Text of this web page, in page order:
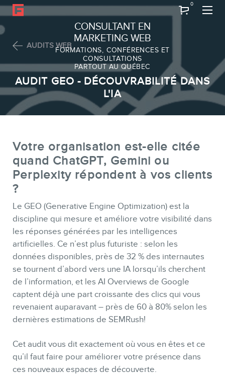
CONSULTANT EN
MARKETING WEB
FORMATIONS, CONFÉRENCES ET
CONSULTATIONS
PARTOUT AU QUÉBEC
0
À
À propos
Équipe
Formations
Formations
Audits web (SEO)
Ebooks
AUDITS WEB
AUDIT GEO - DÉCOUVRABILITÉ DANS
L'IA
Votre organisation est-elle citée
quand ChatGPT, Gemini ou
Perplexity répondent à vos clients
?
Le GEO (Generative Engine Optimization) est la
discipline qui mesure et améliore votre visibilité dans
les réponses générées par les intelligences
artificielles. Ce n’est plus futuriste : selon les
données disponibles, près de 32 % des internautes
se tournent d’abord vers une IA lorsqu’ils cherchent
de l’information, et les AI Overviews de Google
captent déjà une part croissante des clics qui vous
revenaient auparavant – près de 60 à 80% selon les
dernières estimations de SEMRush!
Cet audit vous dit exactement où vous en êtes et ce
qu’il faut faire pour améliorer votre présence dans
ces nouveaux espaces de découverte.